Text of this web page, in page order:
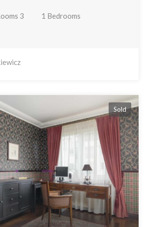
3 1 Bedrooms
Sold